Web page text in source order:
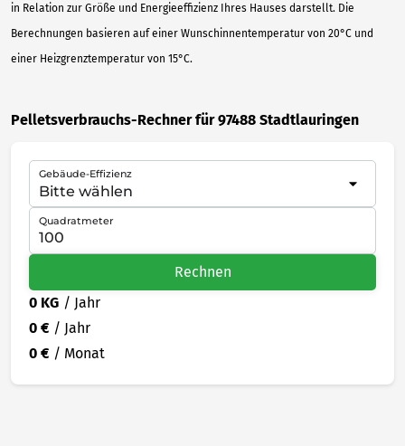
in Relation zur Größe und Energieeffizienz Ihres Hauses darstellt. Die
Berechnungen basieren auf einer Wunschinnentemperatur von 20°C und
einer Heizgrenztemperatur von 15°C.
Pelletsverbrauchs-Rechner für 97488 Stadtlauringen
Gebäude-Effizienz
Quadratmeter
Rechnen
0 KG / Jahr
0 € / Jahr
0 € / Monat